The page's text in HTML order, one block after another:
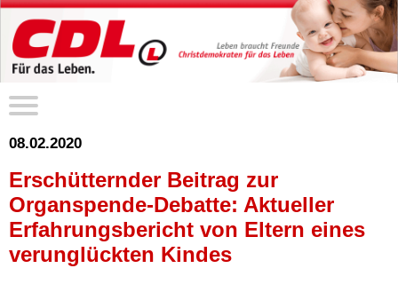
08.02.2020
Erschütternder Beitrag zur
Organspende-Debatte: Aktueller
Erfahrungsbericht von Eltern eines
verunglückten Kindes